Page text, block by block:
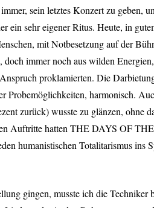
sein letztes Konzert zu geben,
ein sehr eigener Ritus. Heute, in
mit Notbesetzung auf der
immer noch aus wilden
proklamierten. Die
Probemöglichkeiten, harmonisch.
zurück) wusste zu glänzen, ohne
Auftritte hatten THEDAYS OFTHE
humanistischen Totalitarismus ins
gingen, musste ich die Techniker